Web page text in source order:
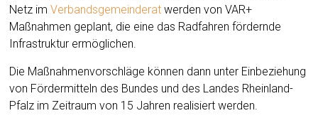
Netz imVerbandsgemeinderat werden von VAR+
Maßnahmen geplant, die eine das Radfahren fördernde
Infrastruktur ermöglichen.
Die Maßnahmenvorschläge können dann unter Einbeziehung
von Fördermitteln des Bundes und des Landes Rheinland-
Pfalz im Zeitraum von 15 Jahren realisiert werden.